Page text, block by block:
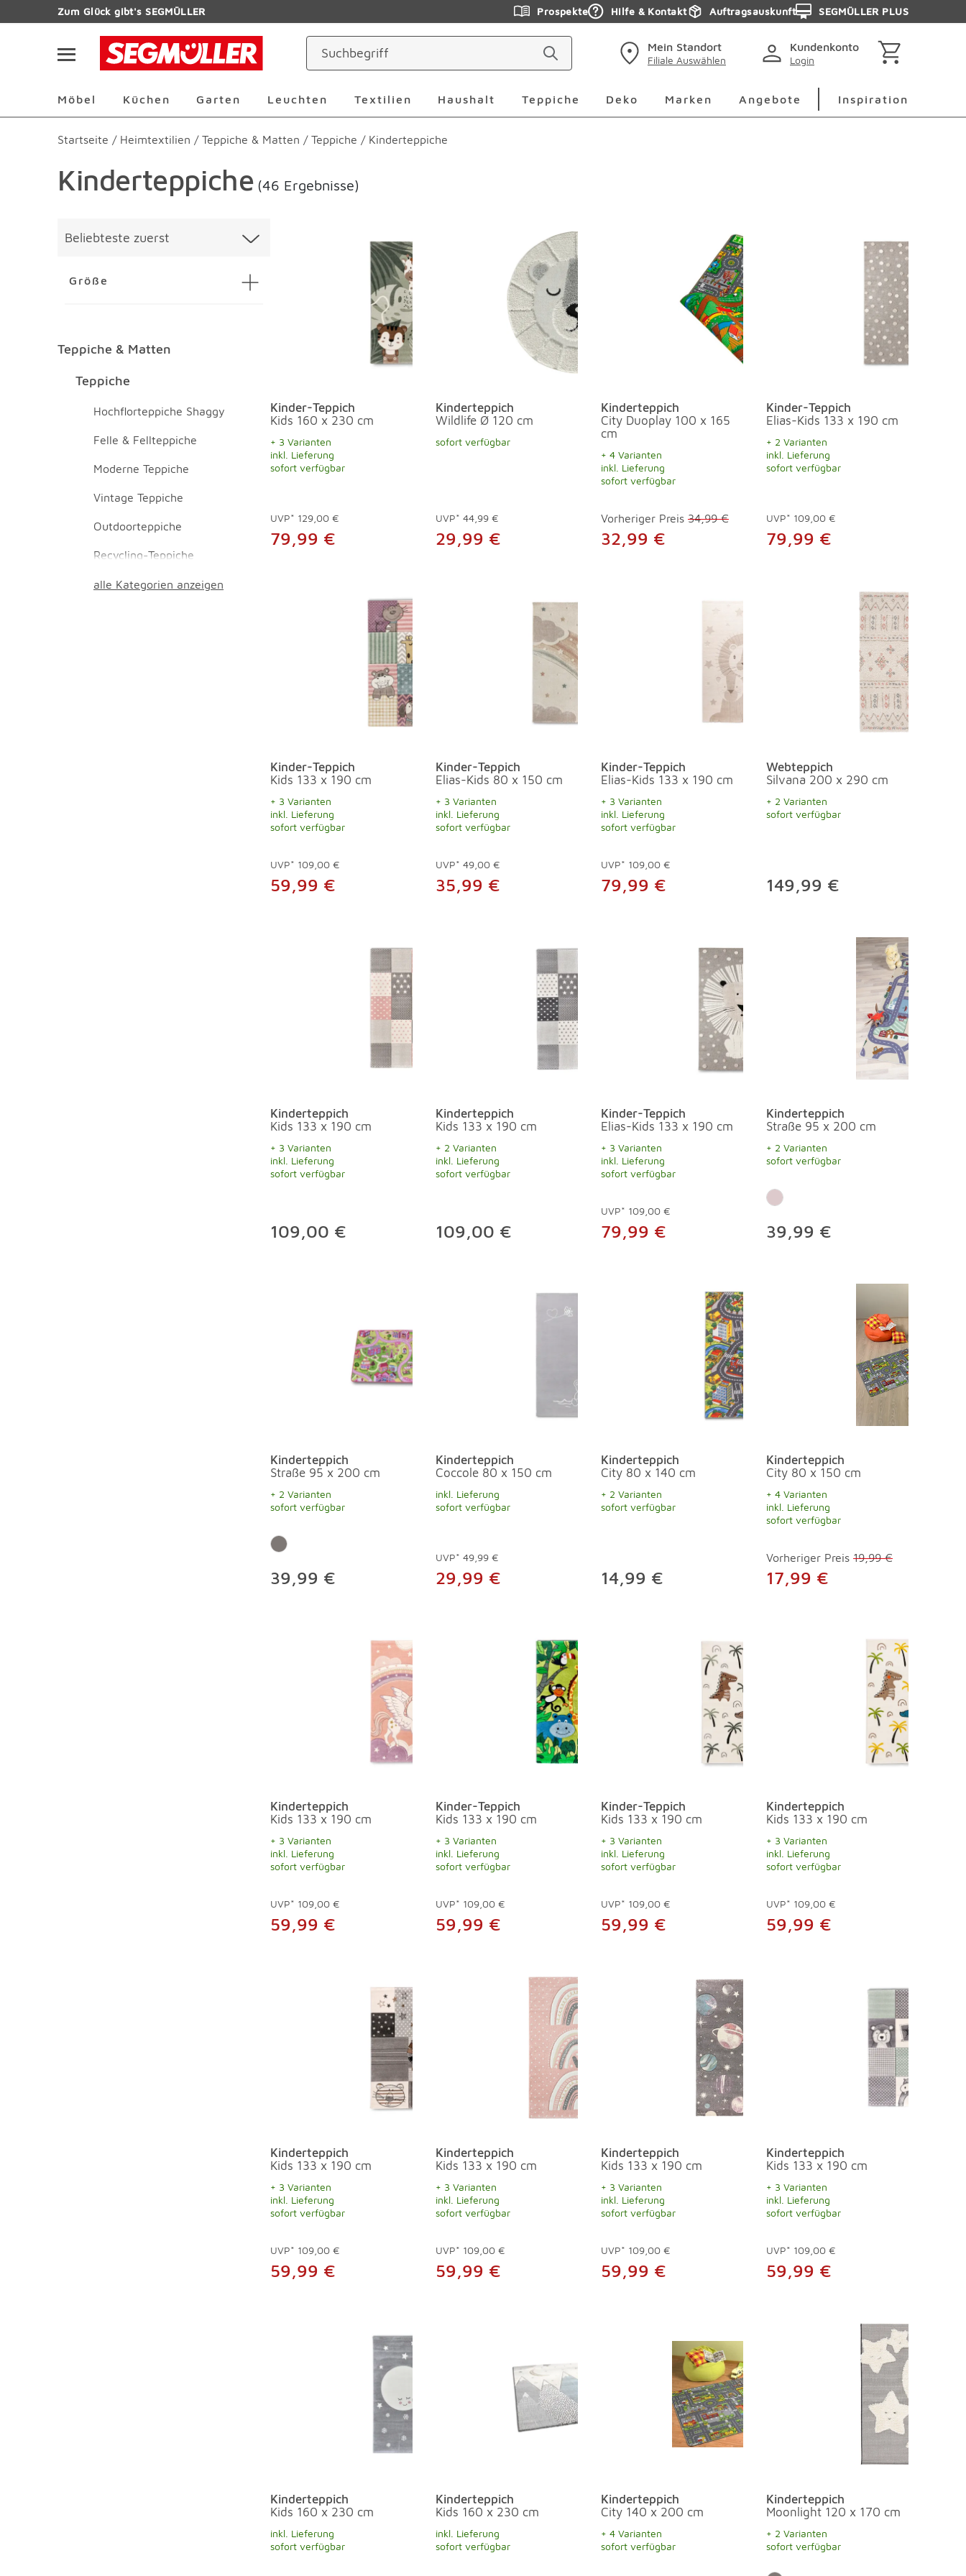
Zum HauptinhaltZum Glück gibt's SEGMÜLLER Prospekte Hilfe & Kontakt Auftragsauskunft SEGMÜLLER PLUS
Mein Standort
Filiale Auswählen
Kundenkonto
Login
Möbel Küchen Garten Leuchten Textilien Haushalt Teppiche Deko Marken
Marken Überspringen
Angebote Inspiration
Startseite / Heimtextilien / Teppiche & Matten / Teppiche / Kinderteppiche
Kinderteppiche (46 Ergebnisse)
Beliebteste zuerst
Größe
Teppiche & Matten Überspringen
Teppiche & Matten
Teppiche Überspringen
Teppiche
Hochflorteppiche Shaggy
Felle & Fellteppiche
Moderne Teppiche
Vintage Teppiche
Outdoorteppiche
Recycling-Teppiche
alle Kategorien anzeigen
Kinder-Teppich
Kids 160 x 230 cm
+ 3 Varianten
inkl. Lieferung
sofort verfügbar
UVP* 129,00 €
79,99 €
Kinderteppich
Wildlife Ø 120 cm
sofort verfügbar
UVP* 44,99 €
29,99 €
Kinderteppich
City Duoplay 100 x 165
cm
+ 4 Varianten
inkl. Lieferung
sofort verfügbar
Vorheriger Preis 34,99 €
32,99 €
Kinder-Teppich
Elias-Kids 133 x 190 cm
+ 2 Varianten
inkl. Lieferung
sofort verfügbar
UVP* 109,00 €
79,99 €
Kinder-Teppich
Kids 133 x 190 cm
+ 3 Varianten
inkl. Lieferung
sofort verfügbar
UVP* 109,00 €
59,99 €
Kinder-Teppich
Elias-Kids 80 x 150 cm
+ 3 Varianten
inkl. Lieferung
sofort verfügbar
UVP* 49,00 €
35,99 €
Kinder-Teppich
Elias-Kids 133 x 190 cm
+ 3 Varianten
inkl. Lieferung
sofort verfügbar
UVP* 109,00 €
79,99 €
Webteppich
Silvana 200 x 290 cm
+ 2 Varianten
sofort verfügbar
149,99 €
Kinderteppich
Kids 133 x 190 cm
+ 3 Varianten
inkl. Lieferung
sofort verfügbar
109,00 €
Kinderteppich
Kids 133 x 190 cm
+ 2 Varianten
inkl. Lieferung
sofort verfügbar
109,00 €
Kinder-Teppich
Elias-Kids 133 x 190 cm
+ 3 Varianten
inkl. Lieferung
sofort verfügbar
UVP* 109,00 €
79,99 €
Kinderteppich
Straße 95 x 200 cm
+ 2 Varianten
sofort verfügbar
39,99 €
Kinderteppich
Straße 95 x 200 cm
+ 2 Varianten
sofort verfügbar
39,99 €
Kinderteppich
Coccole 80 x 150 cm
inkl. Lieferung
sofort verfügbar
UVP* 49,99 €
29,99 €
Kinderteppich
City 80 x 140 cm
+ 2 Varianten
sofort verfügbar
14,99 €
Kinderteppich
City 80 x 150 cm
+ 4 Varianten
inkl. Lieferung
sofort verfügbar
Vorheriger Preis 19,99 €
17,99 €
Kinderteppich
Kids 133 x 190 cm
+ 3 Varianten
inkl. Lieferung
sofort verfügbar
UVP* 109,00 €
59,99 €
Kinder-Teppich
Kids 133 x 190 cm
+ 3 Varianten
inkl. Lieferung
sofort verfügbar
UVP* 109,00 €
59,99 €
Kinder-Teppich
Kids 133 x 190 cm
+ 3 Varianten
inkl. Lieferung
sofort verfügbar
UVP* 109,00 €
59,99 €
Kinderteppich
Kids 133 x 190 cm
+ 3 Varianten
inkl. Lieferung
sofort verfügbar
UVP* 109,00 €
59,99 €
Kinderteppich
Kids 133 x 190 cm
+ 3 Varianten
inkl. Lieferung
sofort verfügbar
UVP* 109,00 €
59,99 €
Kinderteppich
Kids 133 x 190 cm
+ 3 Varianten
inkl. Lieferung
sofort verfügbar
UVP* 109,00 €
59,99 €
Kinderteppich
Kids 133 x 190 cm
+ 3 Varianten
inkl. Lieferung
sofort verfügbar
UVP* 109,00 €
59,99 €
Kinderteppich
Kids 133 x 190 cm
+ 3 Varianten
inkl. Lieferung
sofort verfügbar
UVP* 109,00 €
59,99 €
Kinderteppich
Kids 160 x 230 cm
inkl. Lieferung
sofort verfügbar
Kinderteppich
Kids 160 x 230 cm
inkl. Lieferung
sofort verfügbar
Kinderteppich
City 140 x 200 cm
+ 4 Varianten
sofort verfügbar
Kinderteppich
Moonlight 120 x 170 cm
+ 2 Varianten
sofort verfügbar